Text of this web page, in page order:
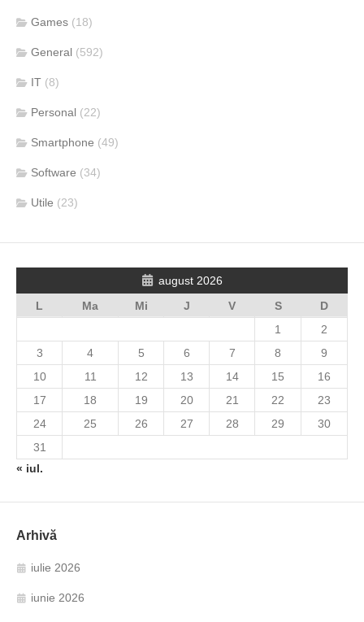
Games (18)
General (592)
IT (8)
Personal (22)
Smartphone (49)
Software (34)
Utile (23)
august 2026
L
Ma Mi J V S
D
1
2
3
4 5 6 7 8
9
10
11 12 13 14 15
16
17
18 19 20 21 22
23
24
25 26 27 28 29
30
31
« iul.
Arhivă
iulie 2026
iunie 2026